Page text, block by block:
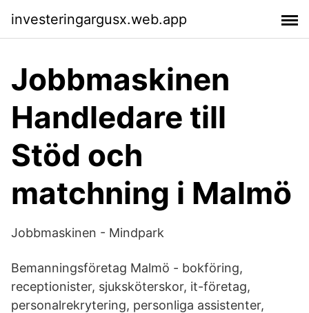
investeringargusx.web.app
Jobbmaskinen
Handledare till
Stöd och
matchning i Malmö
Jobbmaskinen - Mindpark
Bemanningsföretag Malmö - bokföring,
receptionister, sjuksköterskor, it-företag,
personalrekrytering, personliga assistenter,